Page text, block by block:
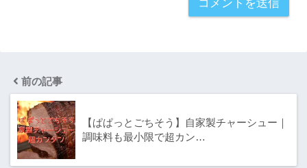
前の記事
【ぱぱっとごちそう】自家製チャーシュー｜
調味料も最小限で超カン…